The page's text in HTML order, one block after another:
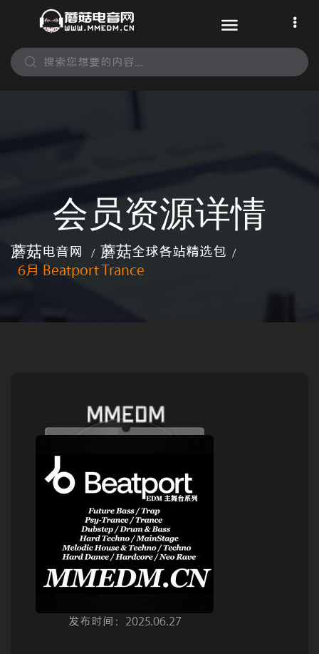
会员资源详情
蘑菇电音网 / 蘑菇全球各站精选包 /
6月 Beatport Trance
发布时间：2025.06.27